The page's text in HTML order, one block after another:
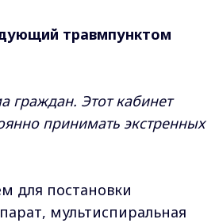
травмпунктом
граждан. Этот кабинет
принимать экстренных
для постановки
мультиспиральная